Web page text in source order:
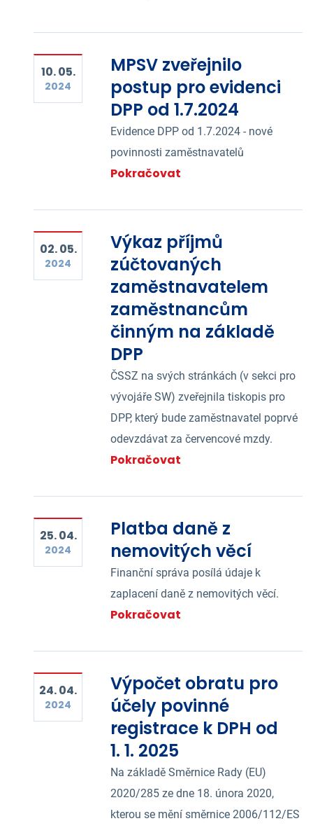
10. 05.
2024
MPSV zveřejnilo
postup pro evidenci
DPP od 1.7.2024
Evidence DPP od 1.7.2024 - nové
povinnosti zaměstnavatelů
Pokračovat
02. 05.
2024
Výkaz příjmů
zúčtovaných
zaměstnavatelem
zaměstnancům
činným na základě
DPP
ČSSZ na svých stránkách (v sekci pro
vývojáře SW) zveřejnila tiskopis pro
DPP, který bude zaměstnavatel poprvé
odevzdávat za červencové mzdy.
Pokračovat
25. 04.
2024
Platba daně z
nemovitých věcí
Finanční správa posílá údaje k
zaplacení daně z nemovitých věcí.
Pokračovat
24. 04.
2024
Výpočet obratu pro
účely povinné
registrace k DPH od
1. 1. 2025
Na základě Směrnice Rady (EU)
2020/285 ze dne 18. února 2020,
kterou se mění směrnice 2006/112/ES